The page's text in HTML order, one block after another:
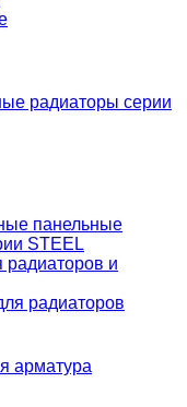
радиаторы серии
панельные
STEEL
и
радиаторов
арматура